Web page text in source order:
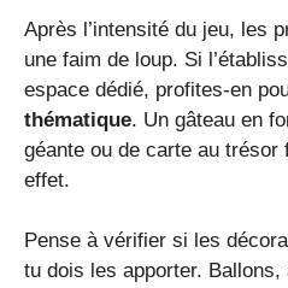
Après l’intensité du jeu, les
une faim de loup. Si
espace dédié, profites-en
thématique. Un gâteau en
géante ou de carte au
effet.
Pense à vérifier si les
tu dois les apporter. Ballons,